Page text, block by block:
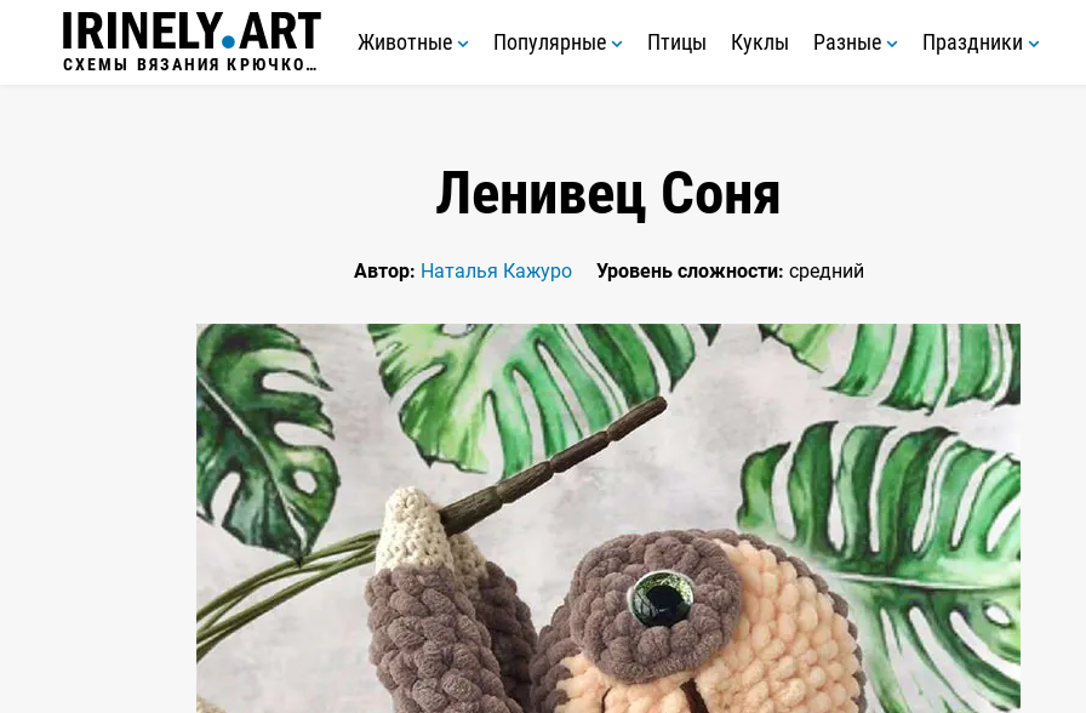
СХЕМЫ ВЯЗАНИЯ КРЮЧКОМ
Животные Популярные Птицы Куклы Разные Праздники
Ленивец Соня
Автор: Наталья Кажуро Уровень сложности: средний